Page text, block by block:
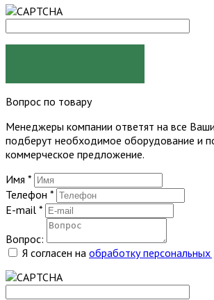
Вопрос по товару
Менеджеры компании ответят на все
подберут необходимое оборудование и
коммерческое предложение.
Имя *
Телефон *
E-mail *
Вопрос:
Я согласен на обработку